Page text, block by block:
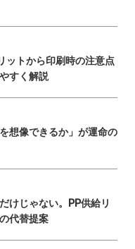
ットから印刷時の注意点
すく解説
想像できるか」が運命の
けじゃない。PP供給リ
代替提案